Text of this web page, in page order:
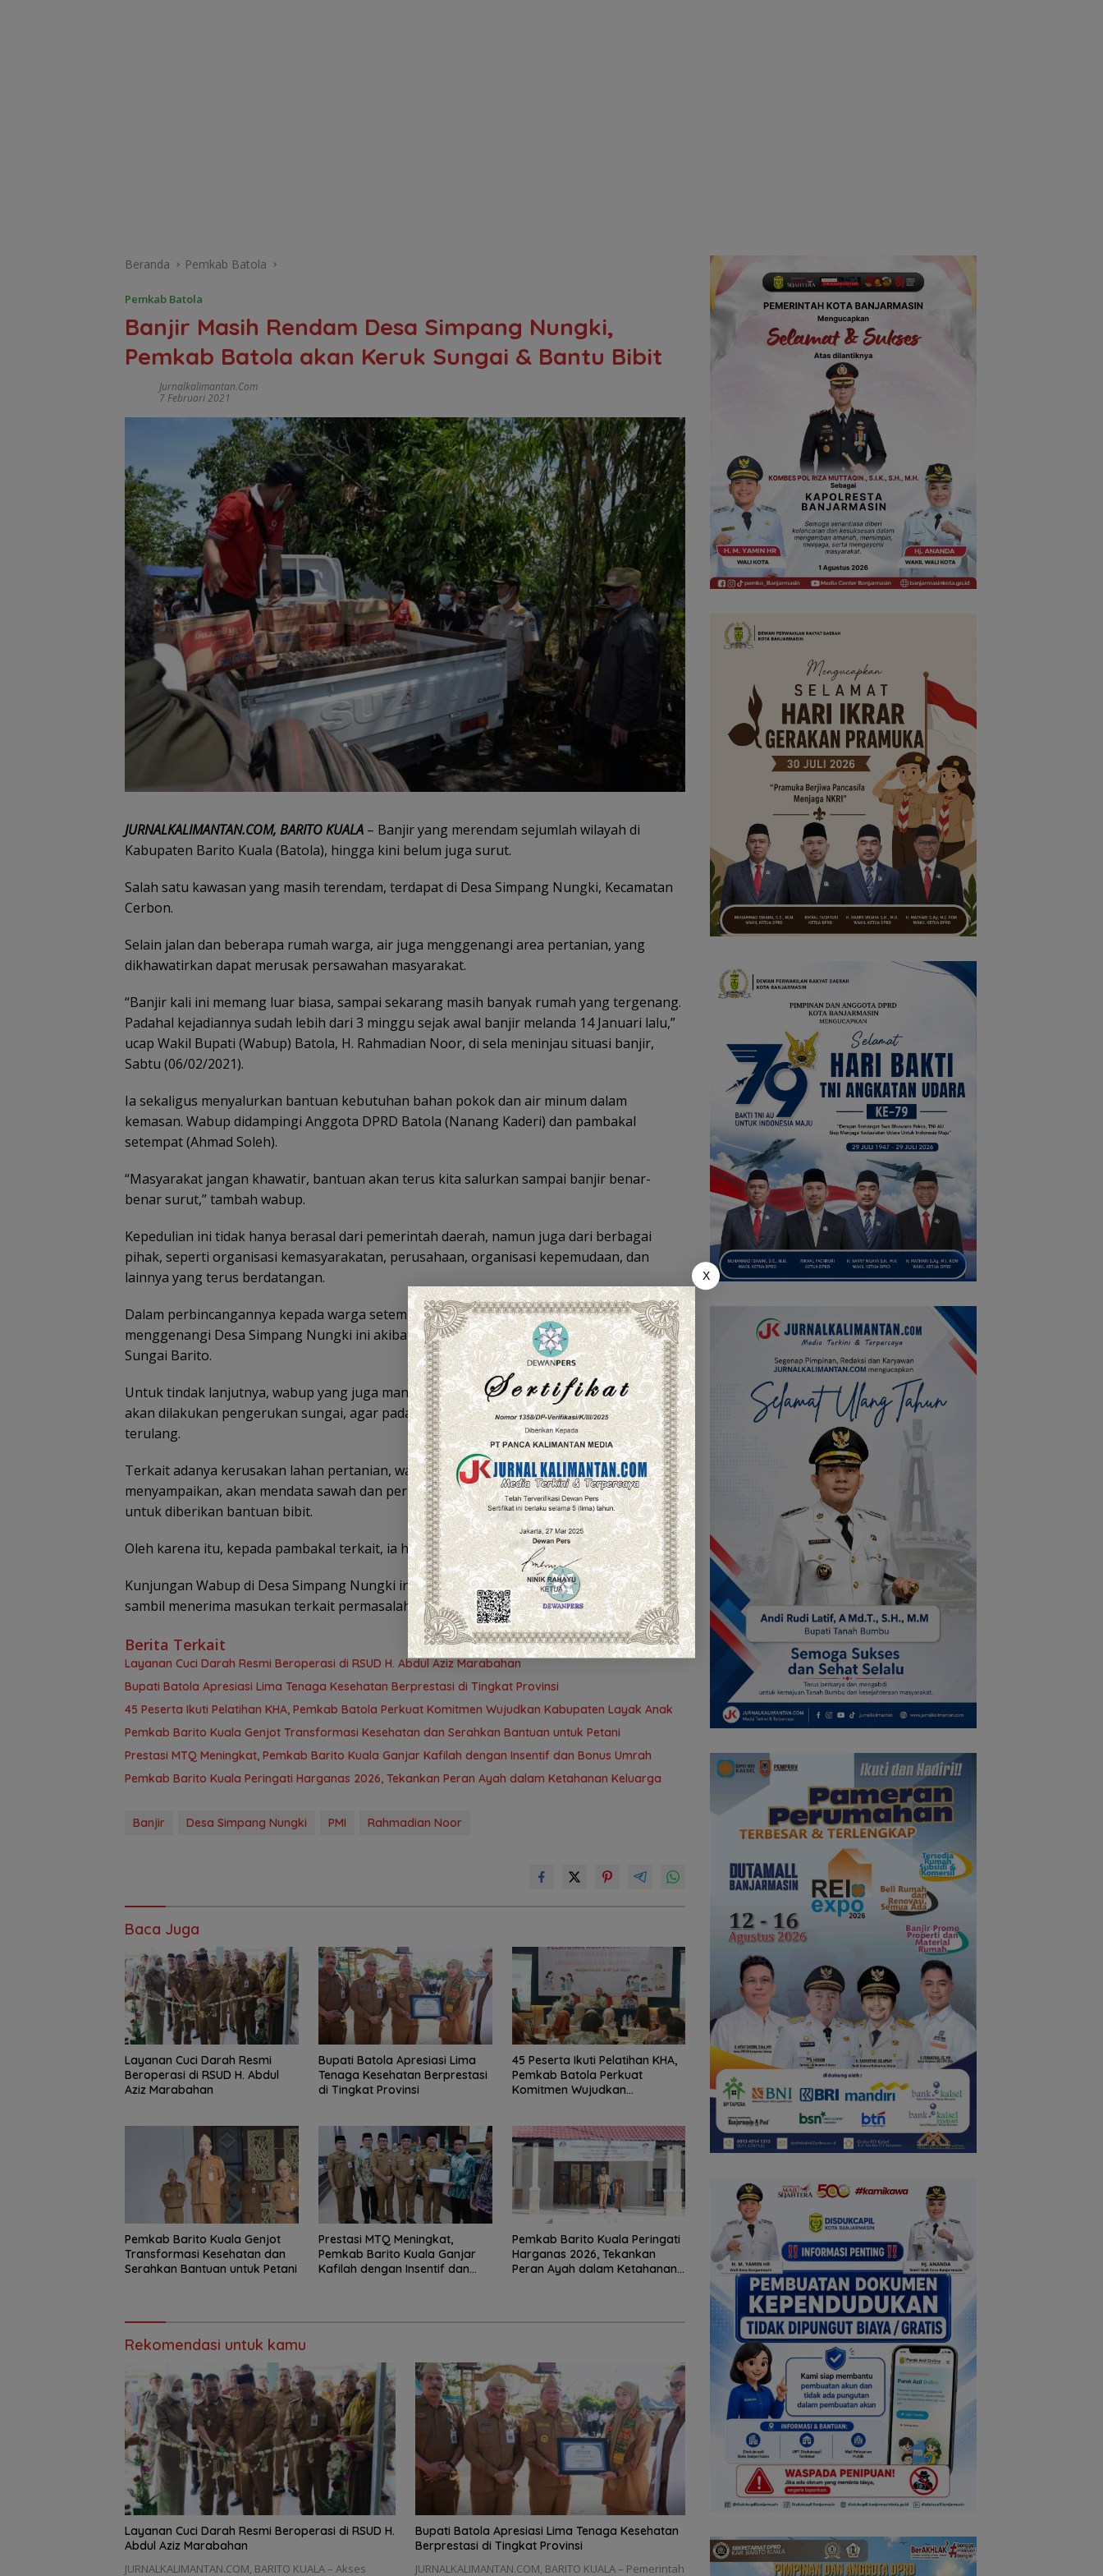
Beranda Pemkab Batola
Pemkab Batola
Banjir Masih Rendam Desa Simpang Nungki,
Pemkab Batola akan Keruk Sungai & Bantu Bibit
Jurnalkalimantan.com
7 Februari 2021
JURNALKALIMANTAN.COM, BARITO KUALA – Banjir yang merendam sejumlah wilayah di
Kabupaten Barito Kuala (Batola), hingga kini belum juga surut.
Salah satu kawasan yang masih terendam, terdapat di Desa Simpang Nungki, Kecamatan
Cerbon.
Selain jalan dan beberapa rumah warga, air juga menggenangi area pertanian, yang
dikhawatirkan dapat merusak persawahan masyarakat.
“Banjir kali ini memang luar biasa, sampai sekarang masih banyak rumah yang tergenang.
Padahal kejadiannya sudah lebih dari 3 minggu sejak awal banjir melanda 14 Januari lalu,”
ucap Wakil Bupati (Wabup) Batola, H. Rahmadian Noor, di sela meninjau situasi banjir,
Sabtu (06/02/2021).
Ia sekaligus menyalurkan bantuan kebutuhan bahan pokok dan air minum dalam
kemasan. Wabup didampingi Anggota DPRD Batola (Nanang Kaderi) dan pambakal
setempat (Ahmad Soleh).
“Masyarakat jangan khawatir, bantuan akan terus kita salurkan sampai banjir benar-
benar surut,” tambah wabup.
Kepedulian ini tidak hanya berasal dari pemerintah daerah, namun juga dari berbagai
pihak, seperti organisasi kemasyarakatan, perusahaan, organisasi kepemudaan, dan
lainnya yang terus berdatangan.
Dalam perbincangannya kepada warga setempat, wabup menerangkan, banjir yang
menggenangi Desa Simpang Nungki ini akibat lintasan air dari kecamatan lainnya menuju
Sungai Barito.
Untuk tindak lanjutnya, wabup yang juga mantan Anggota DPRD Batola ini menerangkan,
akan dilakukan pengerukan sungai, agar pada tahun-tahun berikutnya banjir tidak
terulang.
Terkait adanya kerusakan lahan pertanian, wabup yang juga Ketua PMI Batola ini
menyampaikan, akan mendata sawah dan perkebunan masyarakat yang terdampak banjir,
untuk diberikan bantuan bibit.
Oleh karena itu, kepada pambakal terkait, ia harapkan dapat melakukan pendataan.
Kunjungan Wabup di Desa Simpang Nungki ini juga berisi dialog dengan masyarakat,
sambil menerima masukan terkait permasalahan banjir yang menimpa ini. (Alibana/BM)
Berita Terkait
Layanan Cuci Darah Resmi Beroperasi di RSUD H. Abdul Aziz Marabahan
Bupati Batola Apresiasi Lima Tenaga Kesehatan Berprestasi di Tingkat Provinsi
45 Peserta Ikuti Pelatihan KHA, Pemkab Batola Perkuat Komitmen Wujudkan Kabupaten Layak Anak
Pemkab Barito Kuala Genjot Transformasi Kesehatan dan Serahkan Bantuan untuk Petani
Prestasi MTQ Meningkat, Pemkab Barito Kuala Ganjar Kafilah dengan Insentif dan Bonus Umrah
Pemkab Barito Kuala Peringati Harganas 2026, Tekankan Peran Ayah dalam Ketahanan Keluarga
Banjir Desa Simpang Nungki PMI Rahmadian Noor
Baca Juga
Layanan Cuci Darah Resmi
Beroperasi di RSUD H. Abdul
Aziz Marabahan
Bupati Batola Apresiasi Lima
Tenaga Kesehatan Berprestasi
di Tingkat Provinsi
45 Peserta Ikuti Pelatihan KHA,
Pemkab Batola Perkuat
Komitmen Wujudkan
Pemkab Barito Kuala Genjot
Transformasi Kesehatan dan
Serahkan Bantuan untuk Petani
Prestasi MTQ Meningkat,
Pemkab Barito Kuala Ganjar
Kafilah dengan Insentif dan
Pemkab Barito Kuala Peringati
Harganas 2026, Tekankan
Peran Ayah dalam Ketahanan
Rekomendasi untuk kamu
Layanan Cuci Darah Resmi Beroperasi di RSUD H.
Abdul Aziz Marabahan
JURNALKALIMANTAN.COM, BARITO KUALA – Akses
Bupati Batola Apresiasi Lima Tenaga Kesehatan
Berprestasi di Tingkat Provinsi
JURNALKALIMANTAN.COM, BARITO KUALA – Pemerintah
X